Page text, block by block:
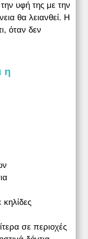
υφή της με την
θα λειανθεί. Η
όταν δεν
η
σε περιοχές